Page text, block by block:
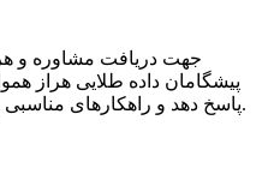
جهت دریافت مشاوره و
پیشگامان داده طلایی هراز
پاسخ دهد و راهکارهای مناسبی را برای چالش‌های شما ارائه دهد.